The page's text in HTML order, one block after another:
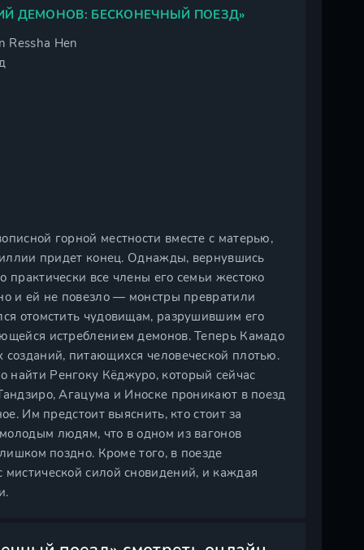
ДЕМОНОВ: БЕСКОНЕЧНЫЙ ПОЕЗД»
Ressha Hen
горной местности вместе с матерью,
придет конец. Однажды, вернувшись
все члены его семьи жестоко
и ей не повезло — монстры превратили
отомстить чудовищам, разрушившим его
истреблением демонов. Теперь Камадо
питающихся человеческой плотью.
Ренгоку Кёджуро, который сейчас
Агацума и Иноске проникают в поезд
Им предстоит выяснить, кто стоит за
людям, что в одном из вагонов
поздно. Кроме того, в поезде
силой сновидений, и каждая